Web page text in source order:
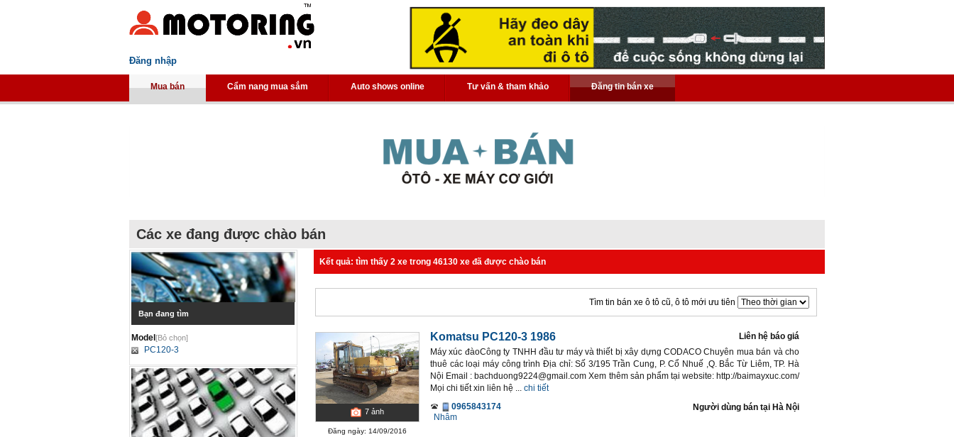
Đăng nhập
Mua bán Cẩm nang mua sắm Auto shows online Tư vấn & tham khảo Đăng tin bán xe
Các xe đang được chào bán
Bạn đang tìm
Model[Bỏ chọn]
PC120-3
Kết quả: tìm thấy 2 xe trong 46130 xe đã được chào bán
Tìm tin bán xe ô tô cũ, ô tô mới ưu tiên
7 ảnh
Đăng ngày: 14/09/2016
Komatsu PC120-3 1986
Liên hệ báo giá
Máy xúc đàoCông ty TNHH đầu tư máy và thiết bị xây dựng CODACO Chuyên mua bán và cho
thuê các loại máy công trình Địa chỉ: Số 3/195 Trần Cung, P. Cổ Nhuế ,Q. Bắc Từ Liêm, TP. Hà
Nội Email : bachduong9224@gmail.com Xem thêm sản phẩm tại website: http://baimayxuc.com/
Mọi chi tiết xin liên hệ ... chi tiết
0965843174
Nhâm
Người dùng bán tại Hà Nội